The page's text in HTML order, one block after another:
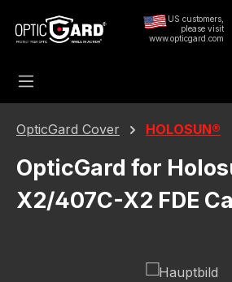
Ugrás a fő tartalomra
US customers,
please visit
www.opticgard.com
OpticGard Cover HOLOSUN®
OpticGard for
X2/407C-X2 FDE